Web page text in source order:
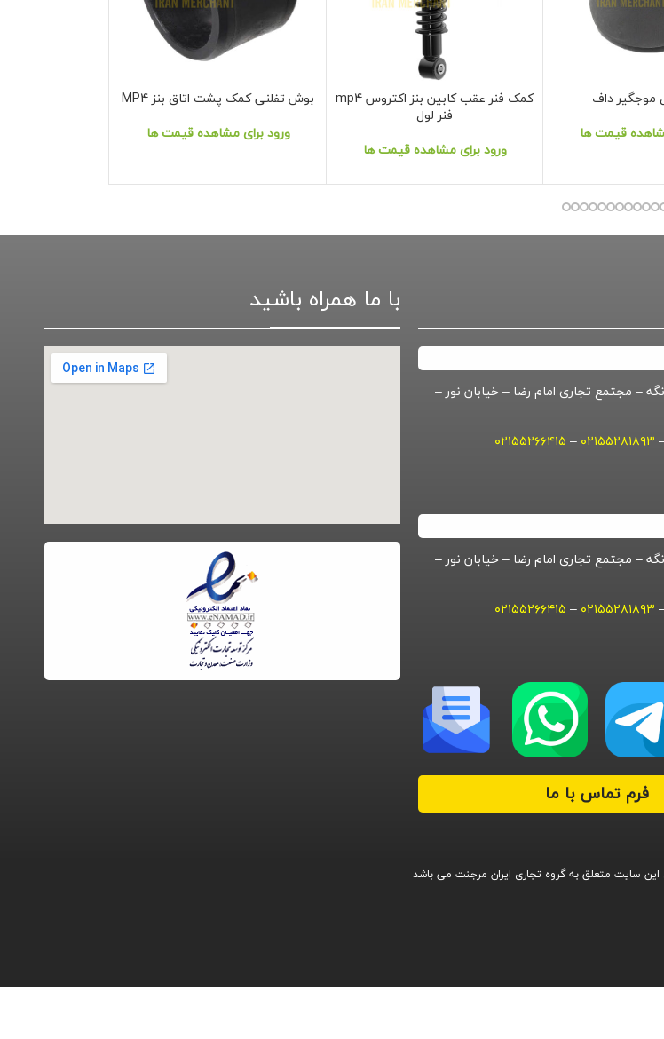
داف
قیمت ها
نمایش محصول کمک فنر عقب کابین بنز اکتروس mp4
فنر لول
ورود برای مشاهده قیمت ها
نمایش محصول
بوش تفلنی کمک پشت اتاق بنز MP4
ورود برای مشاهده قیمت ها
– مجتمع تجاری امام رضا – خیابان نور –
۰۲۱۵۵۲۸۱۸۹۳ – ۰۲۱۵۵۲۶۶۴۱۵
– مجتمع تجاری امام رضا – خیابان نور –
۰۲۱۵۵۲۸۱۸۹۳ – ۰۲۱۵۵۲۶۶۴۱۵
فرم تماس با ما
با ما همراه باشید
سایت متعلق به گروه تجاری ایران مرجنت می باشد